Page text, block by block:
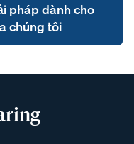
pháp dành cho
chúng tôi